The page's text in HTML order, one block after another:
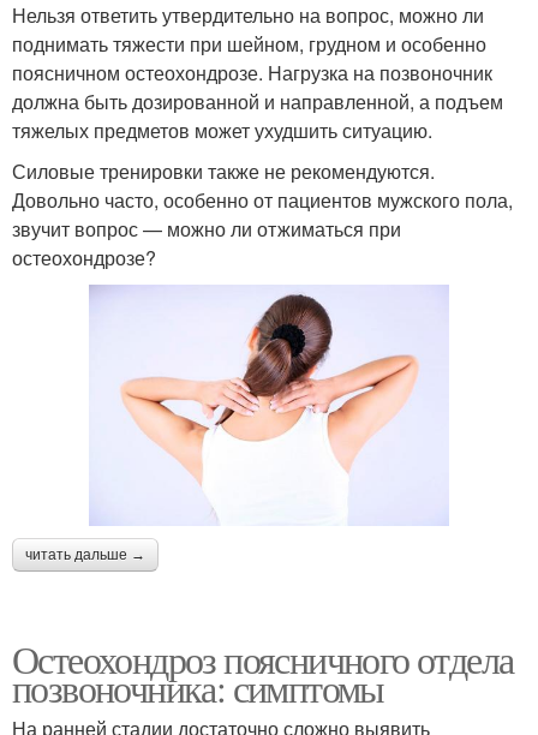
Нельзя ответить утвердительно на вопрос, можно ли
поднимать тяжести при шейном, грудном и особенно
поясничном остеохондрозе. Нагрузка на позвоночник
должна быть дозированной и направленной, а подъем
тяжелых предметов может ухудшить ситуацию.
Силовые тренировки также не рекомендуются.
Довольно часто, особенно от пациентов мужского пола,
звучит вопрос — можно ли отжиматься при
остеохондрозе?
читать дальше →
Остеохондроз поясничного отдела
позвоночника: симптомы
На ранней стадии достаточно сложно выявить